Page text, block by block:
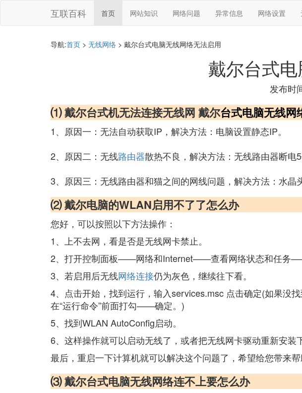
互联百科 首页 网站知识 网络问题 异常信息 网络设置
导航:首页 > 无线网络 > 戴尔台式电脑无线网络无法启用
戴尔台式
发布时
⑴ 戴尔台式机无法连接无线网 戴尔台式电脑无线网
1、原因一：无法自动获取IP，解决方法：电脑设置静态IP。
2、原因二：无线路由器散热不良，解决方法：无线路由器断电5
3、原因三：无线路由器和猫之间的网线问题，解决方法：水晶
⑵ 戴尔电脑的WLAN启用不了了怎么办
您好，可以按照以下方法操作：
1、上不去网，看是否是无线网卡禁止。
2、打开控制面板——网络和Internet——查看网络状态和任务
3、若启用后无线网络连接仍为灰色，继续往下看。
4、点击开始，找到运行，输入services.msc 点击确定(如果
在“运行命令”前面打勾——确定。)
5、找到WLAN AutoConfig启动。
6、这样操作就可以启动无线了，或者把无线网卡驱动重新安装
最后，重启一下计算机就可以解决这个问题了，希望给您带来帮
⑶ 戴尔台式电脑无线网络连不上要怎么办